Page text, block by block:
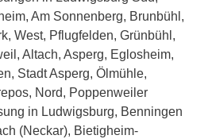
Am Sonnenberg, Brunbühl,
West, Pflugfelden, Grünbühl,
Altach, Asperg, Eglosheim,
Stadt Asperg, Ölmühle,
Nord, Poppenweiler
in Ludwigsburg, Benningen
(Neckar), Bietigheim-